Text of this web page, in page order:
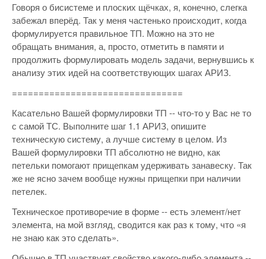
Говоря о бисистеме и плоских щёчках, я, конечно, слегка
забежал вперёд. Так у меня частенько происходит, когда
формулируется правильное ТП. Можно на это не
обращать внимания, а, просто, отметить в памяти и
продолжить формулировать модель задачи, вернувшись к
анализу этих идей на соответствующих шагах АРИЗ.
================================
Касательно Вашей формулировки ТП -- что-то у Вас не то
с самой ТС. Выполните шаг 1.1 АРИЗ, опишите
техническую систему, а лучше систему в целом. Из
Вашей формулировки ТП абсолютно не видно, как
петельки помогают прищепкам удерживать занавеску. Так
же не ясно зачем вообще нужны прищепки при наличии
петелек.
Техническое противоречие в форме -- есть элемент/нет
элемента, на мой взгляд, сводится как раз к тому, что «я
не знаю как это сделать».